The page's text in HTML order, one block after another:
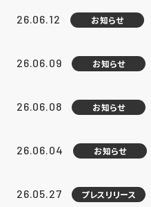
26.06.12 お知らせ
26.06.09 お知らせ
26.06.08 お知らせ
26.06.04 お知らせ
26.05.27 プレスリリース